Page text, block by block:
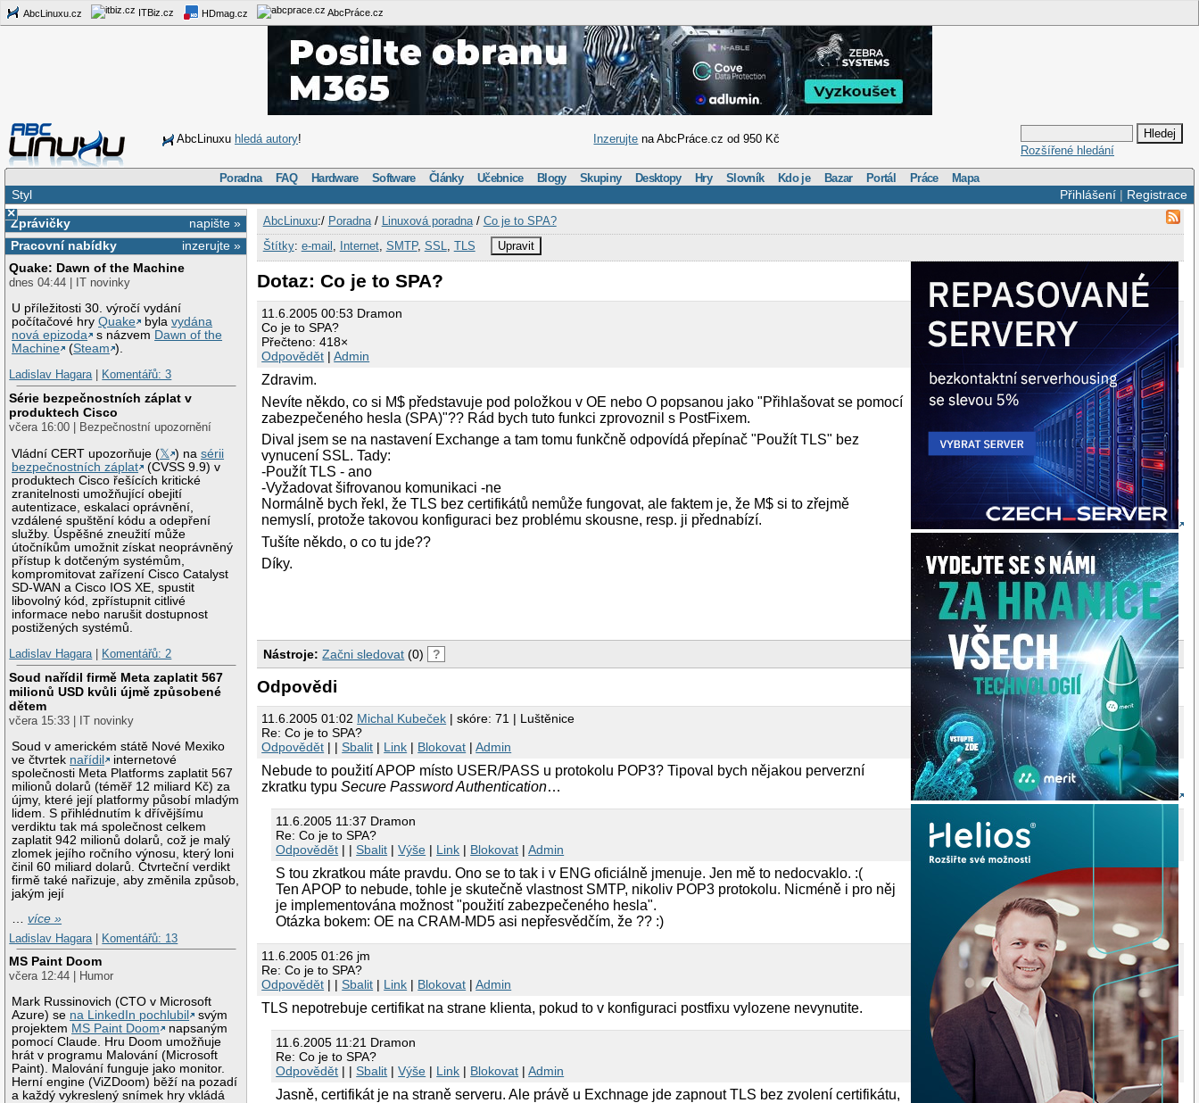
AbcLinuxu.cz ITBiz.cz HDmag.cz AbcPráce.cz
AbcLinuxu hledá autory! Inzerujte na AbcPráce.cz od 950 Kč
Rozšířené hledání
Poradna FAQ Hardware Software Články Učebnice Blogy Skupiny Desktopy Hry Slovník Kdo je Bazar Portál Práce Mapa
Přihlášení| Registrace
Styl
×
napište »
Zprávičky
inzerujte »
Pracovní nabídky
Quake: Dawn of the Machine
dnes 04:44 | IT novinky
U příležitosti 30. výročí vydání
počítačové hryQuake bylavydána
nová epizoda
s názvem Dawn of the
Machine
(Steam ).
Ladislav Hagara| Komentářů: 3
Série bezpečnostních záplat v
produktech Cisco
včera 16:00 | Bezpečnostní upozornění
Vládní CERT upozorňuje (𝕏 ) nasérii
bezpečnostních záplat
(CVSS 9.9) v
produktech Cisco řešících kritické
zranitelnosti umožňující obejití
autentizace, eskalaci oprávnění,
vzdálené spuštění kódu a odepření
služby. Úspěšné zneužití může
útočníkům umožnit získat neoprávněný
přístup k dotčeným systémům,
kompromitovat zařízení Cisco Catalyst
SD-WAN a Cisco IOS XE, spustit
libovolný kód, zpřístupnit citlivé
informace nebo narušit dostupnost
postižených systémů.
Ladislav Hagara| Komentářů: 2
Soud nařídil firmě Meta zaplatit 567
milionů USD kvůli újmě způsobené
dětem
včera 15:33 | IT novinky
Soud v americkém státě Nové Mexiko
ve čtvrtek nařídil
internetové
společnosti Meta Platforms zaplatit 567
milionů dolarů (téměř 12 miliard Kč) za
újmy, které její platformy působí mladým
lidem. S přihlédnutím k dřívějšímu
verdiktu tak má společnost celkem
zaplatit 942 milionů dolarů, což je malý
zlomek jejího ročního výnosu, který loni
činil 60 miliard dolarů. Čtvrteční verdikt
firmě také nařizuje, aby změnila způsob,
jakým její
…více »
Ladislav Hagara
Komentářů: 13
MS Paint Doom
včera 12:44 | Humor
Mark Russinovich (CTO v Microsoft
Azure) se na LinkedIn pochlubil
svým
projektem MS Paint Doom
napsaným
pomocí Claude. Hru Doom umožňuje
hrát v programu Malování (Microsoft
Paint). Malování funguje jako monitor.
Herní engine (ViZDoom) běží na pozadí
a každý vykreslený snímek hry vkládá
AbcLinuxu:/ Poradna/ Linuxová poradna/ Co je to SPA?
Štítky: e-mail Internet, SMTP, SSL TLS Upravit
Dotaz: Co je to SPA?
11.6.2005 00:53 Dramon
Co je to SPA?
Přečteno: 418×
Odpovědět |Admin
Zdravim.
Nevíte někdo, co si M$ představuje pod položkou v OE nebo O popsanou jako "Přihlašovat se pomocí
zabezpečeného hesla (SPA)"?? Rád bych tuto funkci zprovoznil s PostFixem.
Dival jsem se na nastavení Exchange a tam tomu funkčně odpovídá přepínač "Použít TLS" bez
vynucení SSL. Tady:
-Použít TLS - ano
-Vyžadovat šifrovanou komunikaci -ne
Normálně bych řekl, že TLS bez certifikátů nemůže fungovat, ale faktem je, že M$ si to zřejmě
nemyslí, protože takovou konfiguraci bez problému skousne, resp. ji přednabízí.
Tušíte někdo, o co tu jde??
Díky.
Nástroje: Začni sledovat (0) ?
Odpovědi
11.6.2005 01:02 Michal Kubeček | skóre: 71 | Luštěnice
Re: Co je to SPA?
Odpovědět | |Sbalit | Link | Blokovat |Admin
Nebude to použití APOP místo USER/PASS u protokolu POP3? Tipoval bych nějakou perverzní
zkratku typuSecure Password Authentication…
11.6.2005 11:37 Dramon
Re: Co je to SPA?
Odpovědět | |Sbalit |Výše | Link | Blokovat |Admin
S tou zkratkou máte pravdu. Ono se to tak i v ENG oficiálně jmenuje. Jen mě to nedocvaklo. :(
Ten APOP to nebude, tohle je skutečně vlastnost SMTP, nikoliv POP3 protokolu. Nicméně i pro něj
je implementována možnost "použití zabezpečeného hesla".
Otázka bokem: OE na CRAM-MD5 asi nepřesvědčím, že ?? :)
11.6.2005 01:26 jm
Re: Co je to SPA?
Odpovědět | |Sbalit | Link | Blokovat |Admin
TLS nepotrebuje certifikat na strane klienta, pokud to v konfiguraci postfixu vylozene nevynutite.
11.6.2005 11:21 Dramon
Re: Co je to SPA?
Odpovědět | |Sbalit |Výše | Link | Blokovat |Admin
Jasně, certifikát je na straně serveru. Ale právě u Exchnage jde zapnout TLS bez zvolení certifikátu,